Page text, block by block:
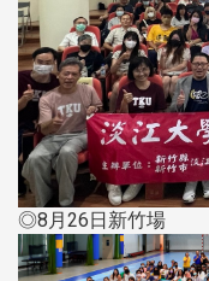
◎8月26日新竹場